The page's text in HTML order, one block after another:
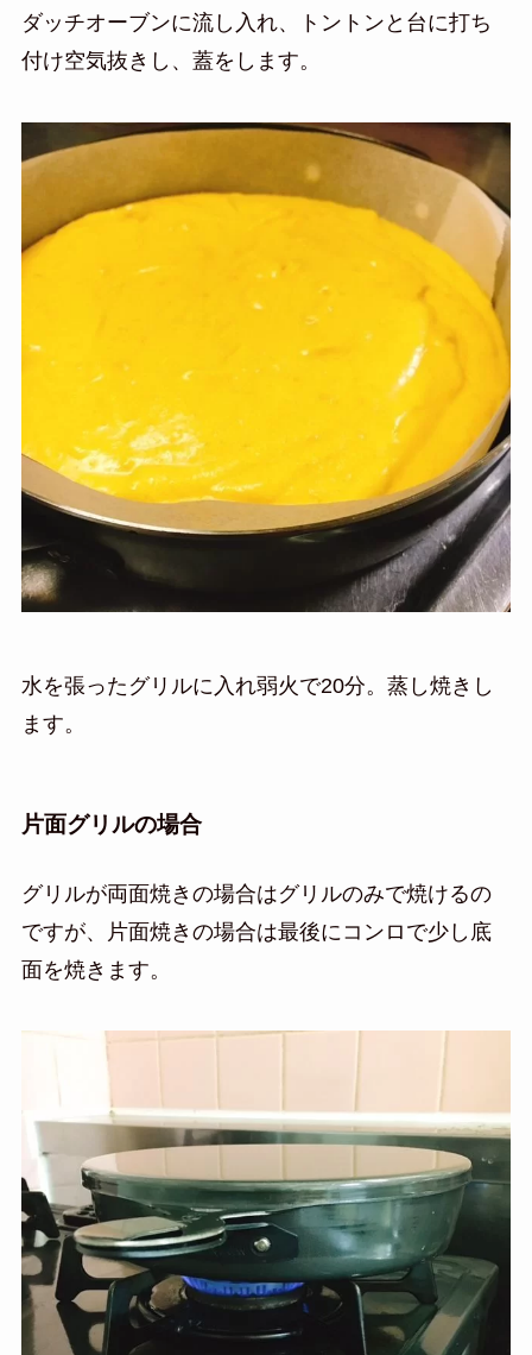
ダッチオーブンに流し入れ、トントンと台に打ち
付け空気抜きし、蓋をします。
水を張ったグリルに入れ弱火で20分。蒸し焼きし
ます。
片面グリルの場合
グリルが両面焼きの場合はグリルのみで焼けるの
ですが、片面焼きの場合は最後にコンロで少し底
面を焼きます。